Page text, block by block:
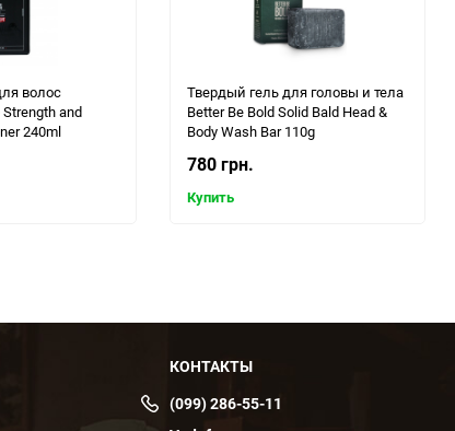
волос
and
240ml
Твердый гель для головы и тела
Better Be Bold Solid Bald Head &
Body Wash Bar 110g
780 грн.
Купить
КОНТАКТЫ
(099) 286-55-11